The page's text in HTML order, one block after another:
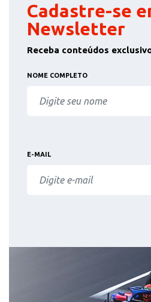
Cadastre-se
Newsletter
Receba conteúdos
NOME COMPLETO
E-MAIL